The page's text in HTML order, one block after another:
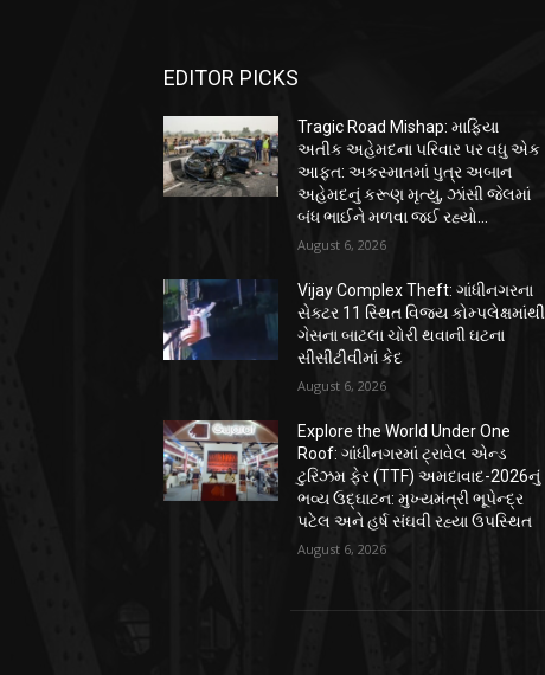
EDITOR PICKS
Tragic Road Mishap: માફિયા
અતીક અહેમદના પરિવાર પર વધુ એક
આફત: અકસ્માતમાં પુત્ર અબાન
અહેમદનું કરૂણ મૃત્યુ, ઝાંસી જેલમાં
બંધ ભાઈને મળવા જઈ રહ્યો...
August 6, 2026
Vijay Complex Theft: ગાંધીનગરના
સેક્ટર 11 સ્થિત વિજય કોમ્પલેક્ષમાંથી
ગેસના બાટલા ચોરી થવાની ઘટના
સીસીટીવીમાં કેદ
August 6, 2026
Explore the World Under One
Roof: ગાંધીનગરમાં ટ્રાવેલ એન્ડ
ટુરિઝમ ફેર (TTF) અમદાવાદ-2026નું
ભવ્ય ઉદ્ઘાટન: મુખ્યમંત્રી ભૂપેન્દ્ર
પટેલ અને હર્ષ સંઘવી રહ્યા ઉપસ્થિત
August 6, 2026